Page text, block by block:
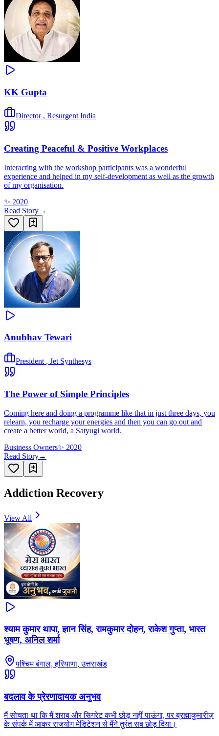
KK Gupta
Director , Resurgent India
Creating Peaceful & Positive Workplaces
Interacting with the workshop participants was a wonderful
experience and helped in my self-development as well as the growth
of my organisation.
✨ 2020
Read Story→
Anubhav Tewari
President , Jet Synthesys
The Power of Simple Principles
Coming here and doing a programme like that in just three days, you
relearn, you recharge your energies and then you can go out and
create a better world, a Satyugi world.
Business Owners✨ 2020
Read Story→
Addiction Recovery
View All
श्याम कुमार थापा, ज्ञान सिंह, रामकुमार दोहन, राकेश गुप्ता, भारत
भूषण, अनिल शर्मा
पश्चिम बंगाल, हरियाणा, उत्तराखंड
बदलाव के प्रेरणादायक अनुभव
मैं सोचता था कि मैं शराब और सिगरेट कभी छोड़ नहीं पाऊंगा, पर ब्रह्माकुमारीज़
के संपर्क में आकर राजयोग मेडिटेशन से मैंने तुरंत सब छोड़ दिया।